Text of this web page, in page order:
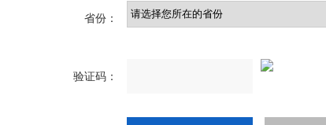
省份：
验证码：